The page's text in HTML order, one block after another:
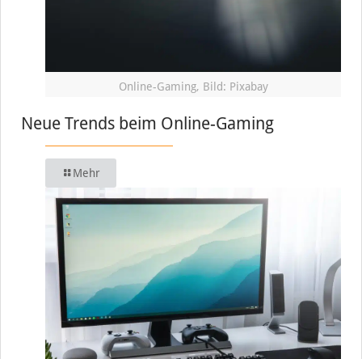
Online-Gaming, Bild: Pixabay
Neue Trends beim Online-Gaming
Mehr